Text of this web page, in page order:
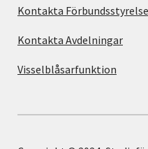
Kontakta
Kontakta Avdelningar
Visselblåsarfunktion